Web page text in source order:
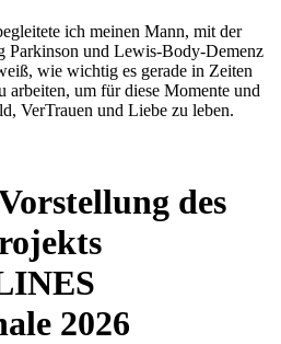
ich meinen Mann, mit der
Parkinson und Lewis-Body-Demenz
wie wichtig es gerade in Zeiten
arbeiten, um für diese Momente und
VerTrauen und Liebe zu leben.
des
2026